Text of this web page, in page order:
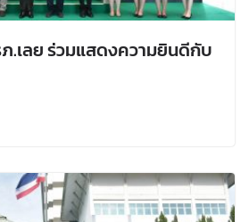
.เลย ร่วมแสดงความยินดีกับ